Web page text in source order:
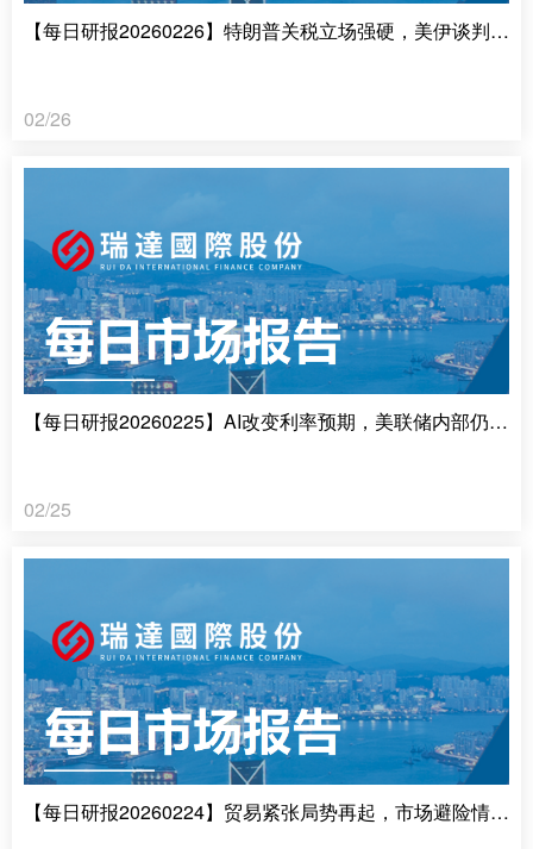
【每日研报20260226】特朗普关税立场强硬，美伊谈判日内瓦重启
02/26
【每日研报20260225】AI改变利率预期，美联储内部仍存分歧
02/25
【每日研报20260224】贸易紧张局势再起，市场避险情绪升温